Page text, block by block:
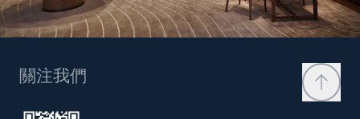
關注我們